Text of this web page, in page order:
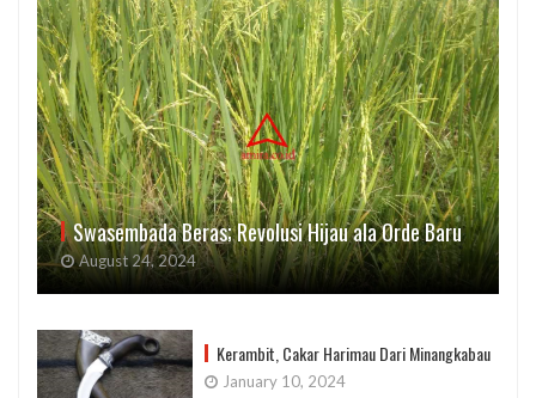
Swasembada Beras; Revolusi Hijau ala Orde Baru
August 24, 2024
Kerambit, Cakar Harimau Dari Minangkabau
January 10, 2024